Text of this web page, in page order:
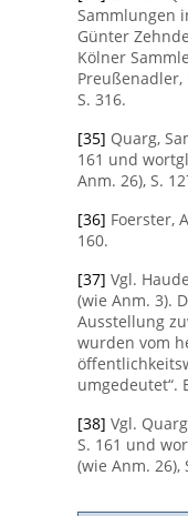
Sammlungen
Günter
Kölner
Preußenadler,
S. 316.
[35] Quarg,
161 und
Anm. 26), S.
[36] Foerster,
160.
[37] Vgl.
(wie Anm. 3).
Ausstellung
wurden vom
umgedeutet“.
[38] Vgl.
S. 161 und
(wie Anm. 26),